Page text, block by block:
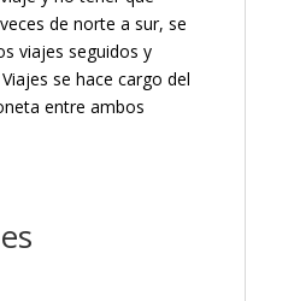
de norte a sur, se
viajes seguidos y
se hace cargo del
entre ambos